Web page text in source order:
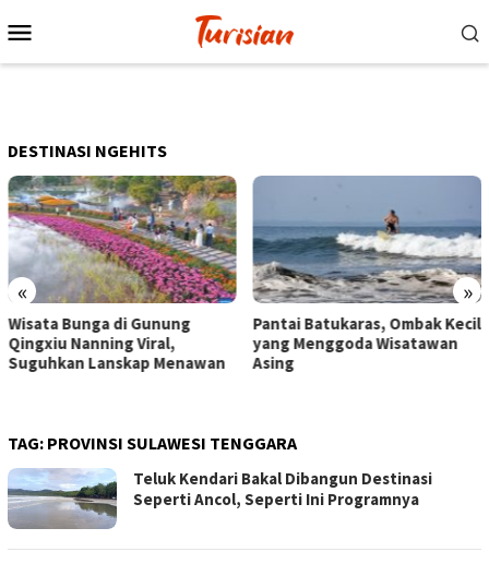
ke
Mobile
DESTINASI NGEHITS
« »
Bunga di Gunung
Nanning Viral,
Lanskap Menawan
Pantai Batukaras, Ombak Kecil
yang Menggoda Wisatawan
Asing
TAG: PROVINSI SULAWESI TENGGARA
Teluk Kendari Bakal Dibangun Destinasi
Seperti Ancol, Seperti Ini Programnya